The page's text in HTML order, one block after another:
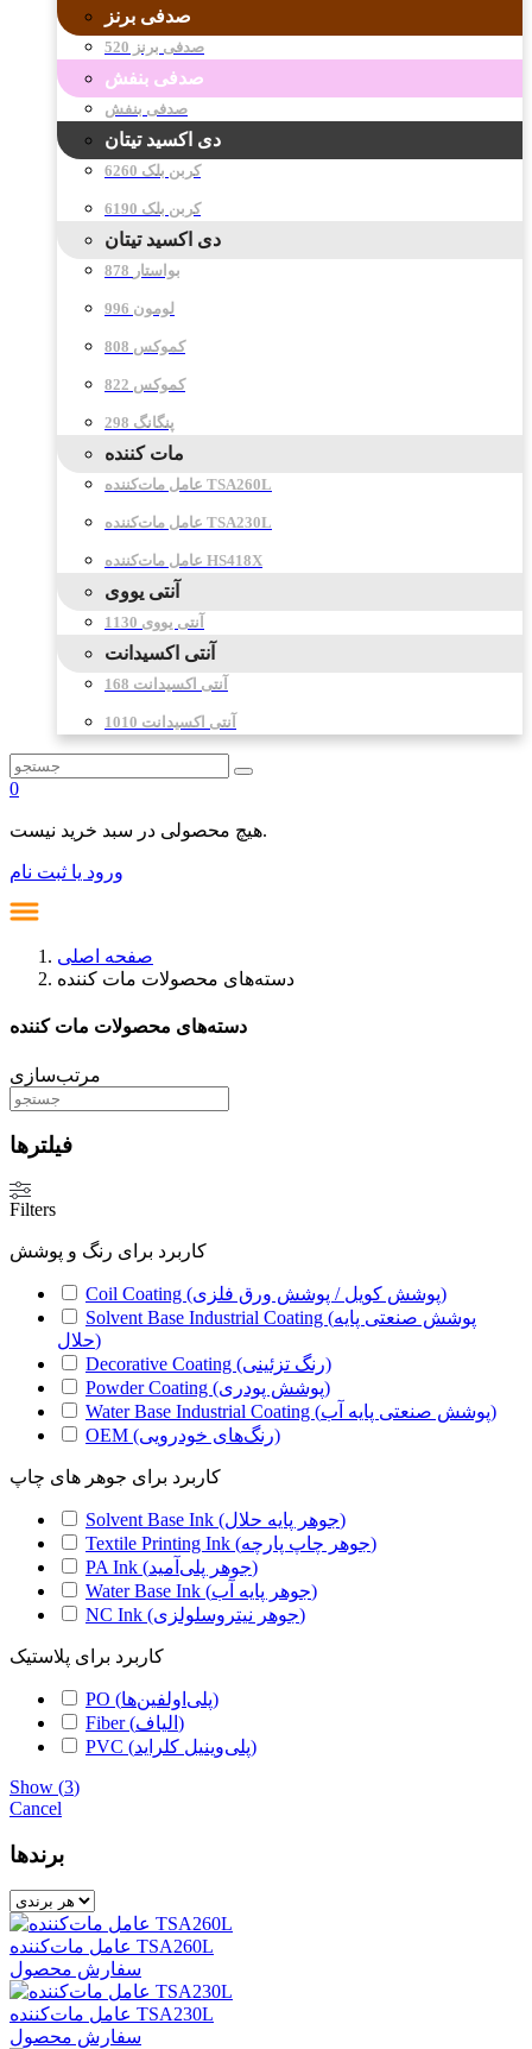
صدفی برنز
صدفی برنز 520
صدفی بنفش
صدفی بنفش
دی اکسید تیتان
کربن بلک 6260
کربن بلک 6190
دی اکسید تیتان
878 بواستار
996 لومون
808 کموکس
822 کموکس
298 پنگانگ
مات کننده
عامل مات‌کننده TSA260L
عامل مات‌کننده TSA230L
عامل مات‌کننده HS418X
آنتی یووی
آنتی یووی 1130
آنتی اکسیدانت
آنتی اکسیدانت 168
آنتی اکسیدانت 1010
0
هیچ محصولی در سبد خرید نیست.
ورود یا ثبت نام
صفحه اصلی
دسته‌های محصولات مات کننده
دسته‌های محصولات مات کننده
مرتب‌سازی
فیلترها
Filters
کاربرد برای رنگ و پوشش
Coil Coating (پوشش کویل / پوشش ورق فلزی)
Solvent Base Industrial Coating (پوشش صنعتی پایه
حلال)
Decorative Coating (رنگ تزئینی)
Powder Coating (پوشش پودری)
Water Base Industrial Coating (پوشش صنعتی پایه آب)
OEM (رنگ‌های خودرویی)
کاربرد برای جوهر های چاپ
Solvent Base Ink (جوهر پایه حلال)
Textile Printing Ink (جوهر چاپ پارچه)
PA Ink (جوهر پلی‌آمید)
Water Base Ink (جوهر پایه آب)
NC Ink (جوهر نیتروسلولزی)
کاربرد برای پلاستیک
PO (پلی‌اولفین‌ها)
Fiber (الیاف)
PVC (پلی‌وینیل کلراید)
Show (3)
Cancel
برندها
عامل مات‌کننده TSA260L
سفارش محصول
عامل مات‌کننده TSA230L
سفارش محصول